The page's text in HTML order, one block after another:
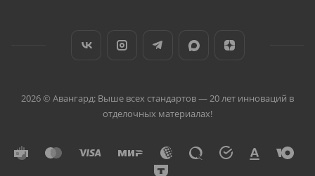
2026 © Авангард: Выше всех стандартов — 20 лет инноваций в
отделочных материалах!